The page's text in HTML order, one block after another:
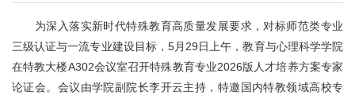
为深入落实新时代特殊教育高质量发展要求，对标师范类专业
三级认证与一流专业建设目标，5月29日上午，教育与心理科学学院
在特教大楼A302会议室召开特殊教育专业2026版人才培养方案专家
论证会。会议由学院副院长李开云主持，特邀国内特教领域高校专